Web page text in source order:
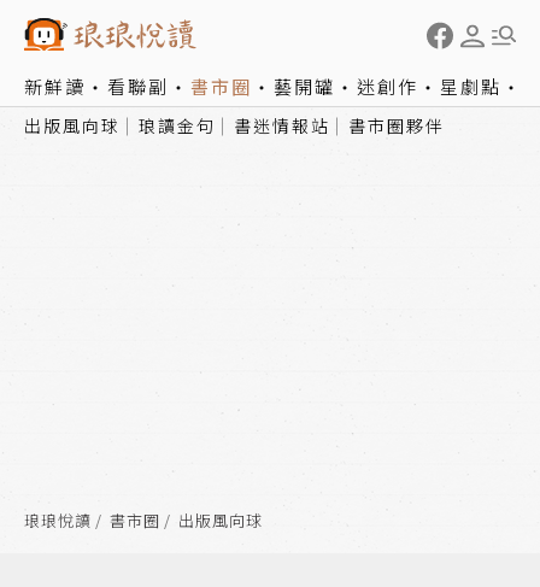
新鮮讀 看聯副 書市圈 藝開罐 迷創作 星劇點
出版風向球 琅讀金句 書迷情報站 書市圈夥伴
琅琅悅讀 書市圈 出版風向球